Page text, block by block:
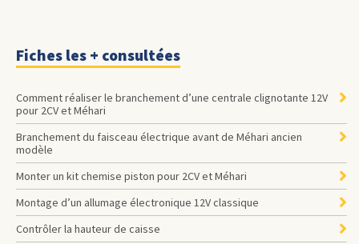
Fiches les + consultées
Comment réaliser le branchement d’une centrale clignotante 12V
pour 2CV et Méhari
Branchement du faisceau électrique avant de Méhari ancien
modèle
Monter un kit chemise piston pour 2CV et Méhari
Montage d’un allumage électronique 12V classique
Contrôler la hauteur de caisse